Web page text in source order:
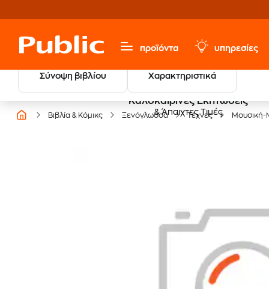
προϊόντα υπηρεσίες
Σύνοψη βιβλίου Χαρακτηριστικά
Καλοκαιρινές Εκπτώσεις
& Άπαιχτες Τιμές
Βιβλία & Κόμικς Ξενόγλωσσα Τέχνες Μουσική-